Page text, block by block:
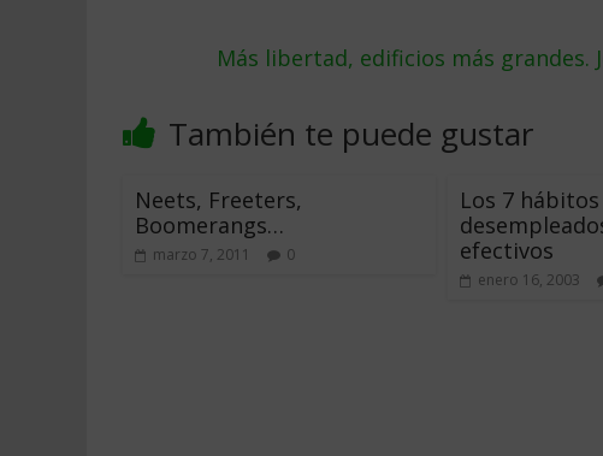
Más libertad, edificios más grandes.
También te puede gustar
Neets, Freeters,
Boomerangs…
marzo 7, 2011 0
Los 7
efectivos
enero 16, 2003